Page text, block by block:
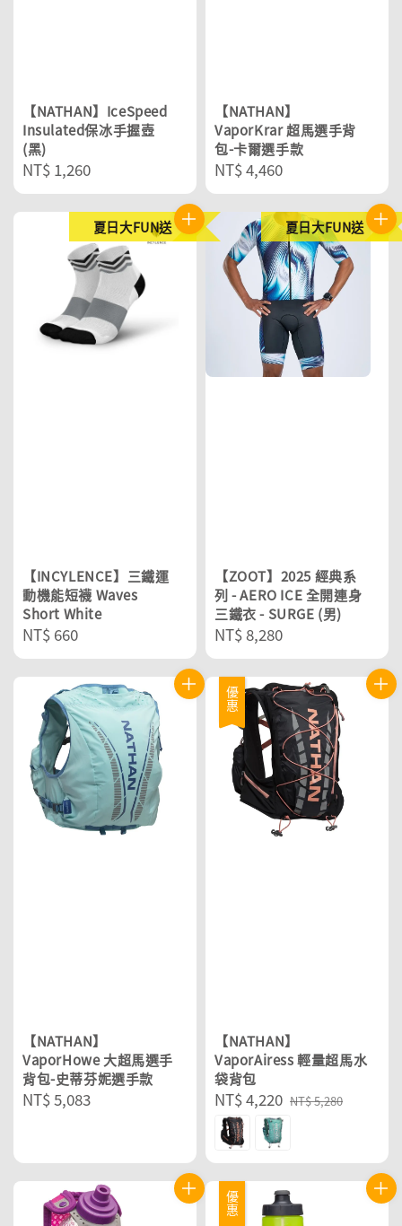
【NATHAN】IceSpeed
Insulated保冰手握壺
(黑)
Regular
price
NT$ 1,260
【NATHAN】
VaporKrar 超馬選手背
包-卡爾選手款
Regular
price
NT$ 4,460
夏日大FUN送
【INCYLENCE】三鐵運
動機能短襪 Waves
Short White
Regular
price
NT$ 660
夏日大FUN送
【ZOOT】2025 經典系
列 - AERO ICE 全開連身
三鐵衣 - SURGE (男)
Regular
price
NT$ 8,280
【NATHAN】
VaporHowe 大超馬選手
背包-史蒂芬妮選手款
Regular
NT$ 5,083
優惠
【NATHAN】
VaporAiress 輕量超馬水
袋背包
Sale
price
NT$ 4,220 Regular
NT$ 5,280
優惠